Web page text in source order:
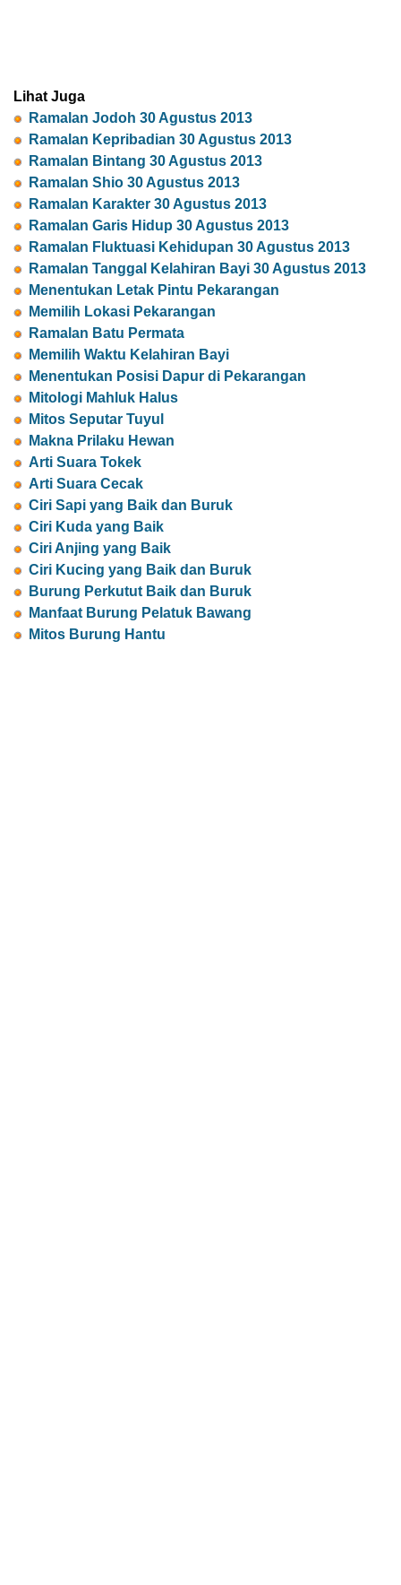
Lihat Juga
Ramalan Jodoh 30 Agustus 2013
Ramalan Kepribadian 30 Agustus 2013
Ramalan Bintang 30 Agustus 2013
Ramalan Shio 30 Agustus 2013
Ramalan Karakter 30 Agustus 2013
Ramalan Garis Hidup 30 Agustus 2013
Ramalan Fluktuasi Kehidupan 30 Agustus 2013
Ramalan Tanggal Kelahiran Bayi 30 Agustus 2013
Menentukan Letak Pintu Pekarangan
Memilih Lokasi Pekarangan
Ramalan Batu Permata
Memilih Waktu Kelahiran Bayi
Menentukan Posisi Dapur di Pekarangan
Mitologi Mahluk Halus
Mitos Seputar Tuyul
Makna Prilaku Hewan
Arti Suara Tokek
Arti Suara Cecak
Ciri Sapi yang Baik dan Buruk
Ciri Kuda yang Baik
Ciri Anjing yang Baik
Ciri Kucing yang Baik dan Buruk
Burung Perkutut Baik dan Buruk
Manfaat Burung Pelatuk Bawang
Mitos Burung Hantu